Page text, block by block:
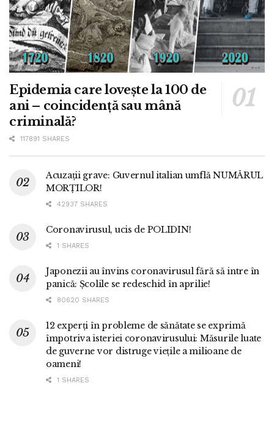
Epidemia care lovește la 100 de
ani – coincidență sau mână
criminală?
117891 SHARES
Acuzații grave: Guvernul italian umflă NUMĂRUL
MORȚILOR!
42937 SHARES
Coronavirusul, ucis de POLIDIN!
1 SHARES
Japonezii au învins coronavirusul fără să intre în
panică: Școlile se redeschid în aprilie!
80620 SHARES
12 experți în probleme de sănătate se exprimă
împotriva isteriei coronavirusului: Măsurile luate
de guverne vor distruge viețile a milioane de
oameni!
1 SHARES